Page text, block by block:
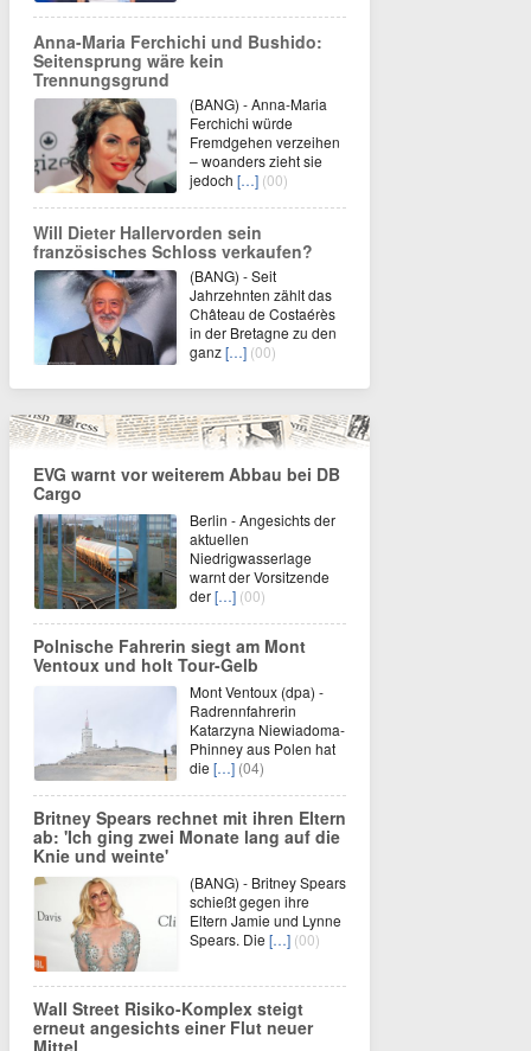
Anna-Maria Ferchichi und Bushido:
Seitensprung wäre kein
Trennungsgrund
(BANG) - Anna-Maria
Ferchichi würde
Fremdgehen verzeihen
– woanders zieht sie
jedoch […] (00)
Will Dieter Hallervorden sein
französisches Schloss verkaufen?
(BANG) - Seit
Jahrzehnten zählt das
Château de Costaérès
in der Bretagne zu den
ganz[…] (00)
EVG warnt vor weiterem Abbau bei DB
Cargo
Berlin - Angesichts der
aktuellen
Niedrigwasserlage
warnt der Vorsitzende
der[…] (00)
Polnische Fahrerin siegt am Mont
Ventoux und holt Tour-Gelb
Mont Ventoux (dpa) -
Radrennfahrerin
Katarzyna Niewiadoma-
Phinney aus Polen hat
die […] (04)
Britney Spears rechnet mit ihren Eltern
ab: 'Ich ging zwei Monate lang auf die
Knie und weinte'
(BANG) - Britney Spears
schießt gegen ihre
Eltern Jamie und Lynne
Spears. Die […] (00)
Wall Street Risiko-Komplex steigt
erneut angesichts einer Flut neuer
Mittel